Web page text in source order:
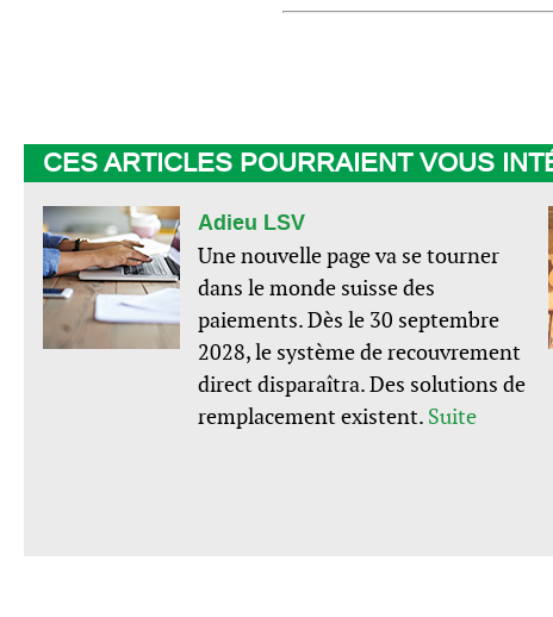
CES ARTICLES POURRAIENT VOUS
Adieu LSV
Une nouvelle page va se tourner
dans le monde suisse des
paiements. Dès le 30 septembre
2028, le système de recouvrement
direct disparaîtra. Des solutions de
remplacement existent. Suite